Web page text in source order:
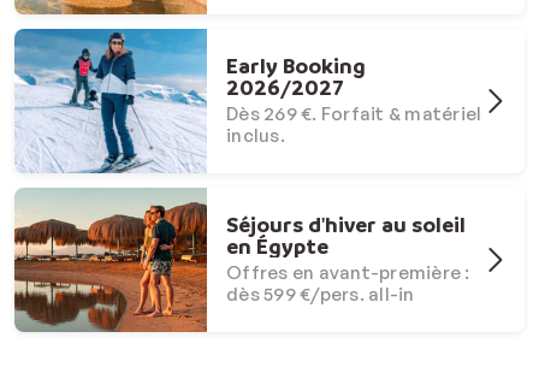
Early Booking
2026/2027
Dès 269 €. Forfait & matériel
inclus.
Séjours d'hiver au soleil
en Égypte
Offres en avant-première :
dès 599 €/pers. all-in